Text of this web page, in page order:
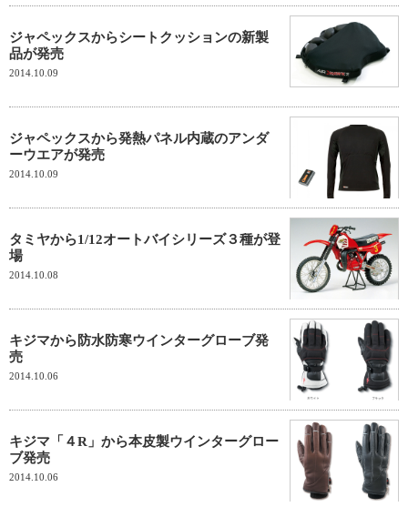
ジャペックスからシートクッションの新製
品が発売
2014.10.09
ジャペックスから発熱パネル内蔵のアンダ
ーウエアが発売
2014.10.09
タミヤから1/12オートバイシリーズ３種が登
場
2014.10.08
キジマから防水防寒ウインターグローブ発
売
2014.10.06
キジマ「４R」から本皮製ウインターグロー
ブ発売
2014.10.06